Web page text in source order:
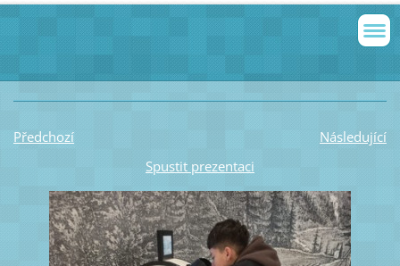
Předchozí
Následující
Spustit prezentaci